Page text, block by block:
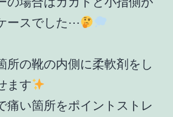
ースでした⋯
の靴の内側に柔軟剤をし
ます
い箇所をポイントストレ